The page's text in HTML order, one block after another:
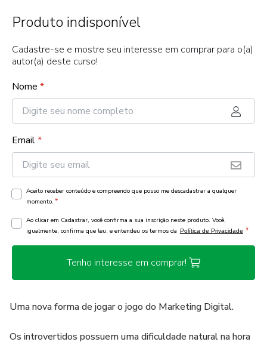
Produto indisponível
Cadastre-se e mostre seu interesse em comprar para o(a)
autor(a) deste curso!
Nome *
Email*
Aceito receber conteúdo e compreendo que posso me descadastrar a qualquer
momento. *
Ao clicar em Cadastrar, você confirma a sua inscrição neste produto. Você,
igualmente, confirma que leu, e entendeu os termos da Política de Privacidade *
Tenho interesse em comprar!
Uma nova forma de jogar o jogo do Marketing Digital.
Os introvertidos possuem uma dificuldade natural na hora